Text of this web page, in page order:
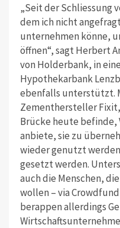
„Seit der Schliessung
dem ich nicht
unternehmen könne,
öffnen“, sagt Herbert
von Holderbank, in
Hypothekarbank
ebenfalls unterstützt.
Zementhersteller
Brücke heute
anbiete, sie zu
wieder genutzt
gesetzt werden.
auch die Menschen,
wollen – via
berappen allerdings